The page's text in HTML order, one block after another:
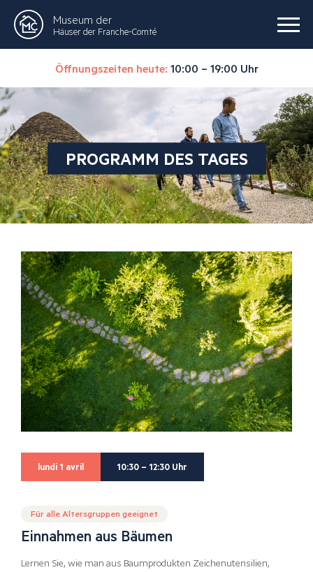
Museum der
Häuser der Franche-Comté
Öffnungszeiten heute: 10:00 – 19:00 Uhr
PROGRAMM DES TAGES
lundi 1 avril 10:30 – 12:30 Uhr
Für alle Altersgruppen geeignet
Einnahmen aus Bäumen
Lernen Sie, wie man aus Baumprodukten Zeichenutensilien,